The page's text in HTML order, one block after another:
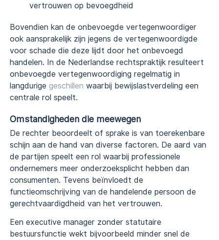
vertrouwen op bevoegdheid
Bovendien kan de onbevoegde vertegenwoordiger
ook aansprakelijk zijn jegens de vertegenwoordigde
voor schade die deze lijdt door het onbevoegd
handelen. In de Nederlandse rechtspraktijk resulteert
onbevoegde vertegenwoordiging regelmatig in
langdurige geschillen waarbij bewijslastverdeling een
centrale rol speelt.
Omstandigheden die meewegen
De rechter beoordeelt of sprake is van toerekenbare
schijn aan de hand van diverse factoren. De aard van
de partijen speelt een rol waarbij professionele
ondernemers meer onderzoeksplicht hebben dan
consumenten. Tevens beïnvloedt de
functieomschrijving van de handelende persoon de
gerechtvaardigdheid van het vertrouwen.
Een executive manager zonder statutaire
bestuursfunctie wekt bijvoorbeeld minder snel de